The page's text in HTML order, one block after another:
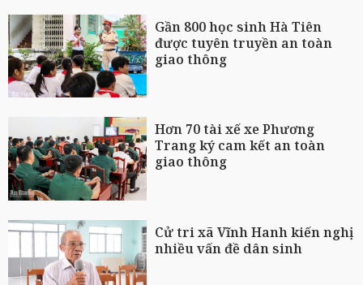
Gần 800 học sinh Hà Tiên
được tuyên truyền an toàn
giao thông
Hơn 70 tài xế xe Phương
Trang ký cam kết an toàn
giao thông
Cử tri xã Vĩnh Hanh kiến nghị
nhiều vấn đề dân sinh